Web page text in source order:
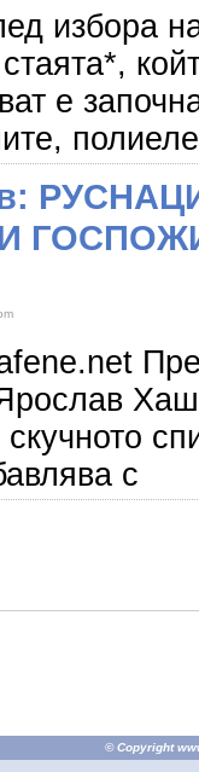
избора на
е
с
© Copyright